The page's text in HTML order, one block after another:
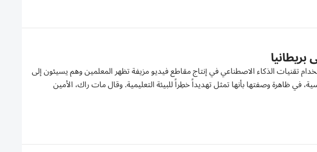
تقنيات الذكاء الاصطناعي في إنتاج مقاطع فيديو مزيفة تظهر المعلمين وهم يسيئون إلى
في ظاهرة وصفتها بأنها تمثل تهديداً خطِراً للبيئة التعليمية. وقال مات راك، الأمين